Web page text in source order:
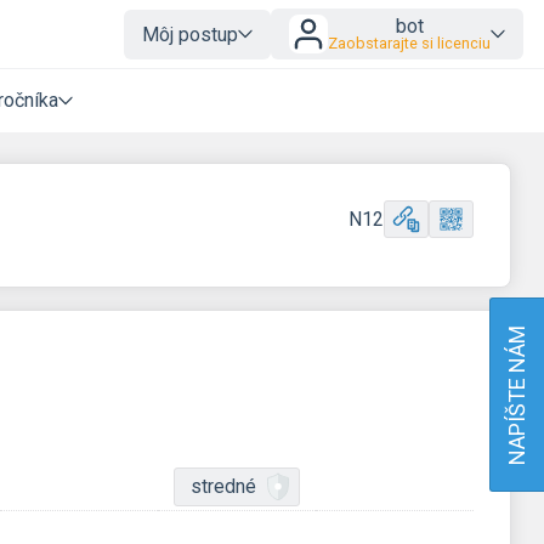
Môj postup bot
Zaobstarajte si licenciu
N12
stredné
NAPÍŠTE NÁM